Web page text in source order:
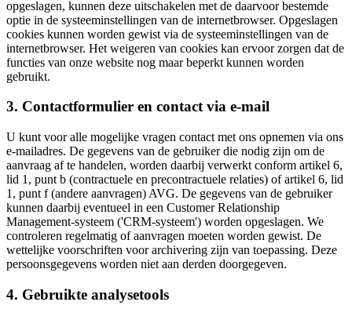
opgeslagen, kunnen deze uitschakelen met de daarvoor bestemde
optie in de systeeminstellingen van de internetbrowser. Opgeslagen
cookies kunnen worden gewist via de systeeminstellingen van de
internetbrowser. Het weigeren van cookies kan ervoor zorgen dat de
functies van onze website nog maar beperkt kunnen worden
gebruikt.
3. Contactformulier en contact via e-mail
U kunt voor alle mogelijke vragen contact met ons opnemen via ons
e-mailadres. De gegevens van de gebruiker die nodig zijn om de
aanvraag af te handelen, worden daarbij verwerkt conform artikel 6,
lid 1, punt b (contractuele en precontractuele relaties) of artikel 6, lid
1, punt f (andere aanvragen) AVG. De gegevens van de gebruiker
kunnen daarbij eventueel in een Customer Relationship
Management-systeem ('CRM-systeem') worden opgeslagen. We
controleren regelmatig of aanvragen moeten worden gewist. De
wettelijke voorschriften voor archivering zijn van toepassing. Deze
persoonsgegevens worden niet aan derden doorgegeven.
4. Gebruikte analysetools